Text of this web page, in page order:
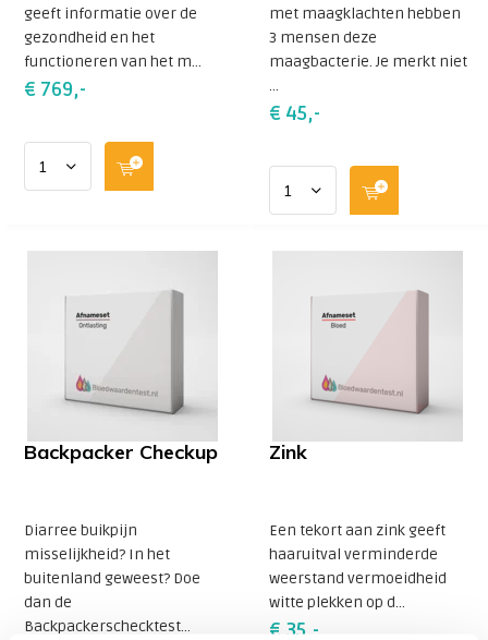
geeft informatie over de
gezondheid en het
functioneren van het m...
€ 769,-
met maagklachten hebben
3 mensen deze
maagbacterie. Je merkt niet
...
€ 45,-
Backpacker Checkup
Diarree buikpijn
misselijkheid? In het
buitenland geweest? Doe
dan de
Backpackerschecktest...
Zink
Een tekort aan zink geeft
haaruitval verminderde
weerstand vermoeidheid
witte plekken op d...
€ 35,-